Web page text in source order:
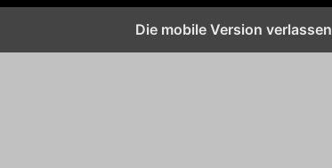
Die mobile Version verlassen